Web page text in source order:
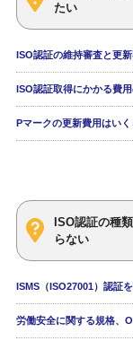
たい
ISO認証の維持審査と更
ISO認証取得にかかる費
Pマークの更新費用はい
ISO認証の種
らない
ISMS（ISO27001）認証
労働安全に関する規格、